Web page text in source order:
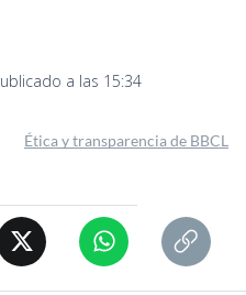
a las 15:34
Ética y transparencia de BBCL